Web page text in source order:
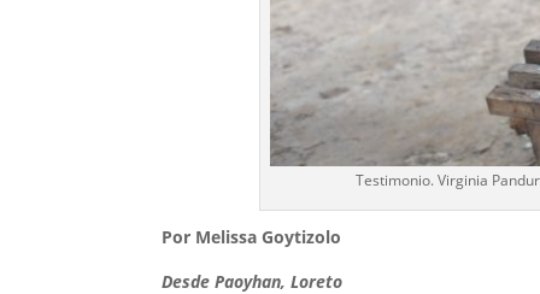
Testimonio. Virginia
Por Melissa Goytizolo
Desde Paoyhan, Loreto